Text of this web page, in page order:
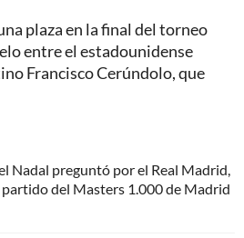
plaza en la final del torneo
entre el estadounidense
Francisco Cerúndolo, que
Nadal preguntó por el Real Madrid,
del Masters 1.000 de Madrid